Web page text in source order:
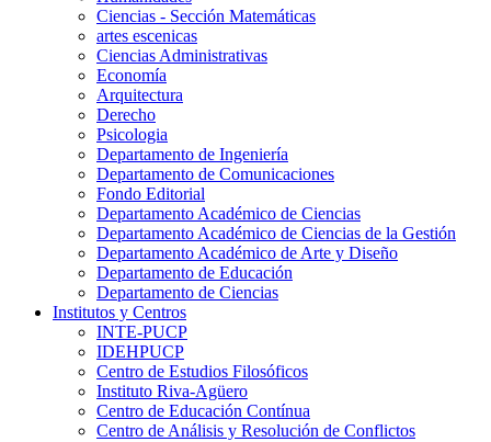
Ciencias - Sección Matemáticas
artes escenicas
Ciencias Administrativas
Economía
Arquitectura
Derecho
Psicologia
Departamento de Ingeniería
Departamento de Comunicaciones
Fondo Editorial
Departamento Académico de Ciencias
Departamento Académico de Ciencias de la Gestión
Departamento Académico de Arte y Diseño
Departamento de Educación
Departamento de Ciencias
Institutos y Centros
INTE-PUCP
IDEHPUCP
Centro de Estudios Filosóficos
Instituto Riva-Agüero
Centro de Educación Contínua
Centro de Análisis y Resolución de Conflictos